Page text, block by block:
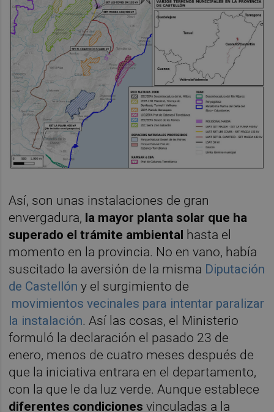
Así, son unas instalaciones de gran
envergadura, la mayor planta solar que ha
superado el trámite ambiental hasta el
momento en la provincia. No en vano, había
suscitado la aversión de la misma Diputación
de Castellón y el surgimiento de
movimientos vecinales para intentar paralizar
la instalación. Así las cosas, el Ministerio
formuló la declaración el pasado 23 de
enero, menos de cuatro meses después de
que la iniciativa entrara en el departamento,
con la que le da luz verde. Aunque establece
diferentes condiciones vinculadas a la